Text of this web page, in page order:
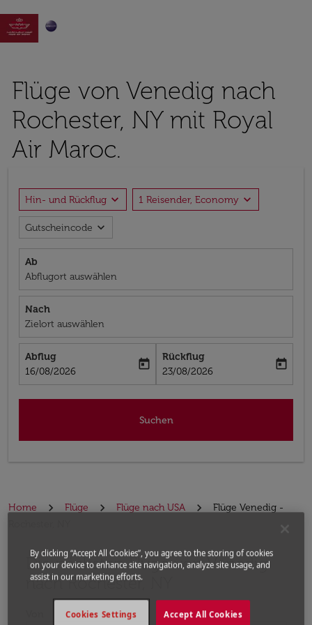

Flüge von Venedig nach
Rochester, NY mit Royal
Air Maroc.
Hin- und Rückflug expand_more 1 Reisender, Economy expand_more
Gutscheincode expand_more
Ab
Abflugort auswählen
Nach
Zielort auswählen
Abflug
fc-booking-departure-date-aria-label
16/08/2026
today
Rückflug
fc-booking-return-date-aria-label
23/08/2026
today
Suchen
Home Flüge Flüge nach USA
Flüge Venedig -
Die nächsten Flüge von Venedig
nach Rochester, NY
Bitte ändern Sie Ihre gewünschte Route (Abflugort
By clicking “Accept All Cookies”, you agree to the storing of cookies
on your device to enhance site navigation, analyze site usage, and
assist in our marketing efforts.
Accept All Cookies
Cookies Settings